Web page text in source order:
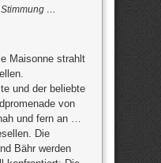
…
Maisonne strahlt
und der beliebte
von
und fern an …
Die
Bähr werden